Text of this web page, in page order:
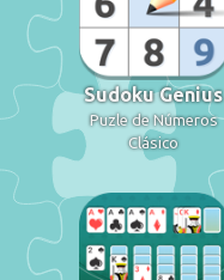
Sudoku Genius
Puzle de Números
Clásico